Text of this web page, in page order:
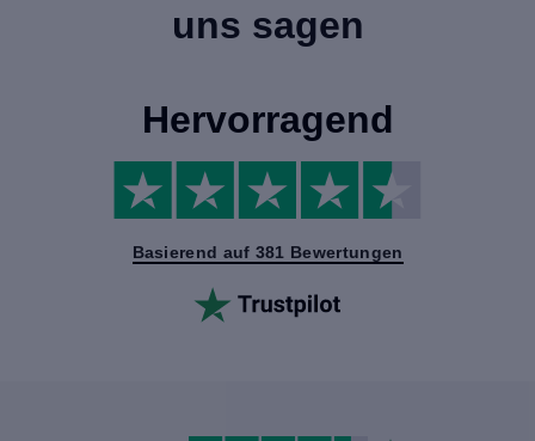
uns sagen
Hervorragend
Basierend auf 381 Bewertungen